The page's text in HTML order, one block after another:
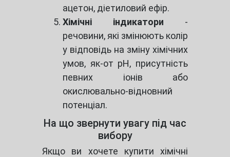
ацетон, діетиловий ефір.
Хімічні індикатори -
речовини, які змінюють колір
у відповідь на зміну хімічних
умов, як-от pH, присутність
певних іонів або
окислювально-відновний
потенціал.
На що звернути увагу під час
вибору
Якщо ви хочете купити хімічні